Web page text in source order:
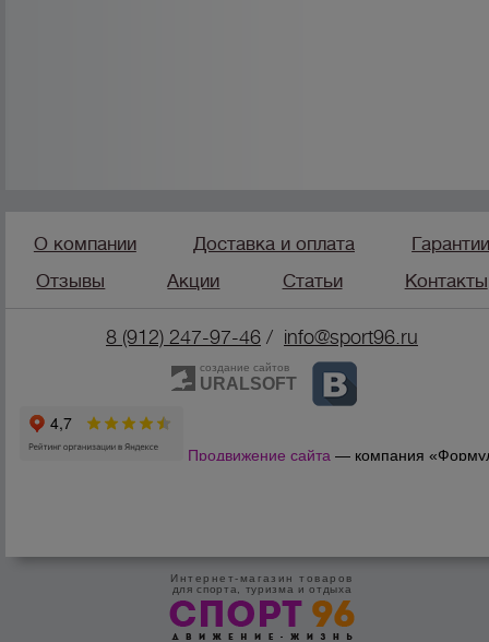
О компании Доставка и оплата
Отзывы
Акции Статьи Контакты
8 (912) 247-97-46 / info@sport96.ru
создание сайтов
URALSOFT
Продвижение сайта — компания
Интернет-магазин товаров
для спорта, туризма и отдыха